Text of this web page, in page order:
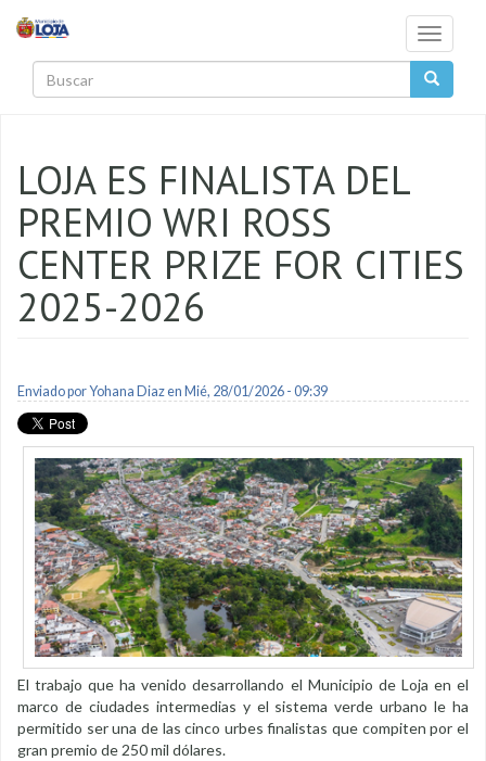
Toggle
LOJA ES FINALISTA DEL
PREMIO WRI ROSS
CENTER PRIZE FOR CITIES
2025-2026
Enviado porYohana Diazen Mié, 28/01/2026 - 09:39
El trabajo que ha venido desarrollando el Municipio de Loja en el
marco de ciudades intermedias y el sistema verde urbano le ha
permitido ser una de las cinco urbes finalistas que compiten por el
gran premio de 250 mil dólares.